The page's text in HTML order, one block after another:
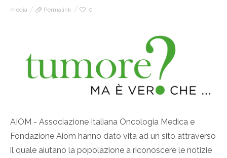
media
Permalink 0
AIOM - Associazione Italiana Oncologia Medica e
Fondazione Aiom hanno dato vita ad un sito attraverso
il quale aiutano la popolazione a riconoscere le notizie